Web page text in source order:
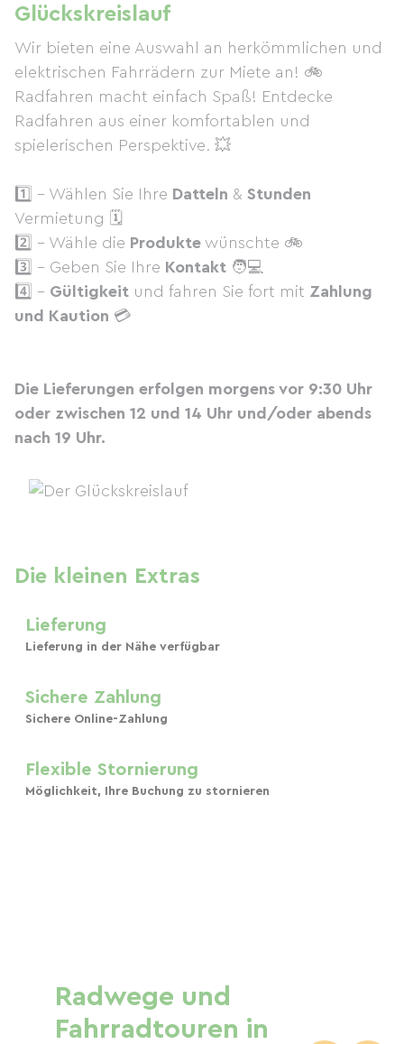
Glückskreislauf
Wir bieten eine Auswahl an herkömmlichen und
elektrischen Fahrrädern zur Miete an! 🚲
Radfahren macht einfach Spaß! Entdecke
Radfahren aus einer komfortablen und
spielerischen Perspektive. 💥
1️⃣ - Wählen Sie Ihre Datteln & Stunden
Vermietung 🗓
2️⃣ - Wähle die Produkte wünschte 🚲
3️⃣ - Geben Sie Ihre Kontakt 🧑💻
4️⃣ - Gültigkeit und fahren Sie fort mit Zahlung
und Kaution 💳
Die Lieferungen erfolgen morgens vor 9:30 Uhr
oder zwischen 12 und 14 Uhr und/oder abends
nach 19 Uhr.
Die kleinen Extras
Lieferung
Lieferung in der Nähe verfügbar
Sichere Zahlung
Sichere Online-Zahlung
Flexible Stornierung
Möglichkeit, Ihre Buchung zu stornieren
Radwege und
Fahrradtouren in